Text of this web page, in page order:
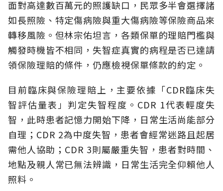
面對高達數百萬元的照護缺口，民眾多半會選擇諸
如長照險、特定傷病險與重大傷病險等保險商品來
轉移風險。但林宗佑坦言，各類保單的理賠門檻與
觸發時機皆不相同，失智症真實的病程是否已達請
領保險理賠的條件，仍應檢視保單條款的約定。
目前臨床與保險理賠上，主要依據「CDR臨床失
智評估量表」判定失智程度。CDR 1代表輕度失
智，此時患者記憶力開始下降，日常生活尚能部分
自理；CDR 2為中度失智，患者會經常迷路且起居
需他人協助；CDR 3則屬嚴重失智，患者對時間、
地點及親人常已無法辨識，日常生活完全仰賴他人
照料。